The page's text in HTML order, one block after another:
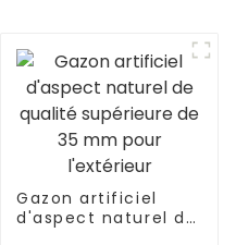
Gazon artificiel
d'aspect naturel de